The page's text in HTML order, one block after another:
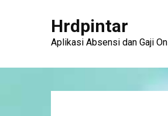
Hrdpintar
Aplikasi Absensi dan Gaji